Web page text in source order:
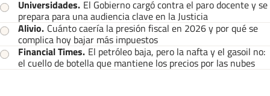
Universidades. El Gobierno cargó contra el paro docente y se
prepara para una audiencia clave en la Justicia
Alivio. Cuánto caería la presión fiscal en 2026 y por qué se
complica hoy bajar más impuestos
Financial Times. El petróleo baja, pero la nafta y el gasoil no:
el cuello de botella que mantiene los precios por las nubes